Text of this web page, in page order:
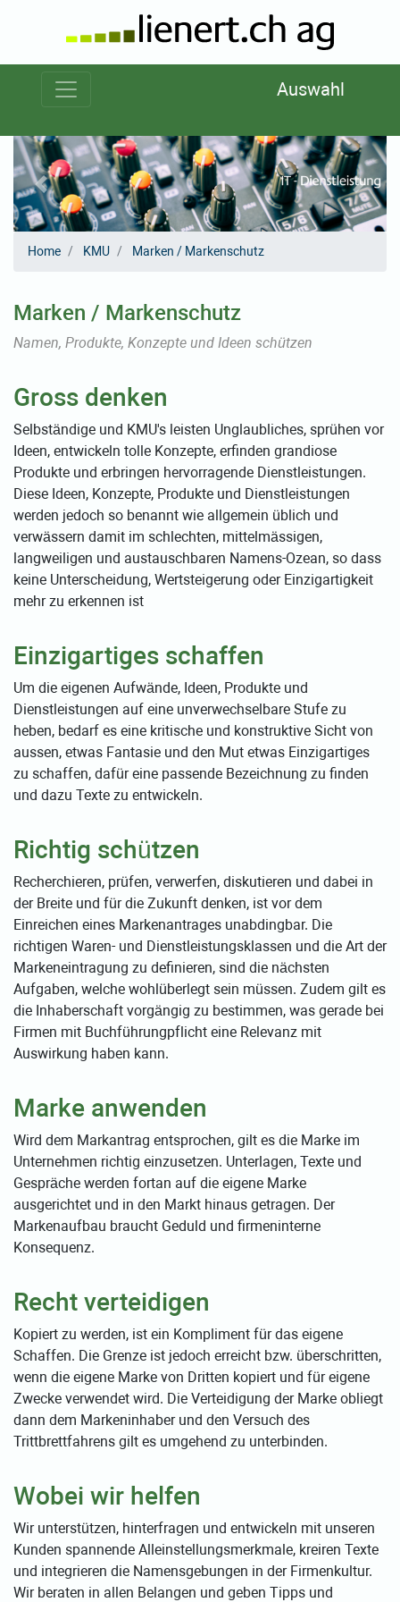
Auswahl
« »
Home KMU Marken / Markenschutz
Marken / Markenschutz
Namen, Produkte, Konzepte und Ideen schützen
Gross denken
Selbständige und KMU's leisten Unglaubliches, sprühen vor
Ideen, entwickeln tolle Konzepte, erfinden grandiose
Produkte und erbringen hervorragende Dienstleistungen.
Diese Ideen, Konzepte, Produkte und Dienstleistungen
werden jedoch so benannt wie allgemein üblich und
verwässern damit im schlechten, mittelmässigen,
langweiligen und austauschbaren Namens-Ozean, so dass
keine Unterscheidung, Wertsteigerung oder Einzigartigkeit
mehr zu erkennen ist
Einzigartiges schaffen
Um die eigenen Aufwände, Ideen, Produkte und
Dienstleistungen auf eine unverwechselbare Stufe zu
heben, bedarf es eine kritische und konstruktive Sicht von
aussen, etwas Fantasie und den Mut etwas Einzigartiges
zu schaffen, dafür eine passende Bezeichnung zu finden
und dazu Texte zu entwickeln.
Richtig schützen
Recherchieren, prüfen, verwerfen, diskutieren und dabei in
der Breite und für die Zukunft denken, ist vor dem
Einreichen eines Markenantrages unabdingbar. Die
richtigen Waren- und Dienstleistungsklassen und die Art der
Markeneintragung zu definieren, sind die nächsten
Aufgaben, welche wohlüberlegt sein müssen. Zudem gilt es
die Inhaberschaft vorgängig zu bestimmen, was gerade bei
Firmen mit Buchführungpflicht eine Relevanz mit
Auswirkung haben kann.
Marke anwenden
Wird dem Markantrag entsprochen, gilt es die Marke im
Unternehmen richtig einzusetzen. Unterlagen, Texte und
Gespräche werden fortan auf die eigene Marke
ausgerichtet und in den Markt hinaus getragen. Der
Markenaufbau braucht Geduld und firmeninterne
Konsequenz.
Recht verteidigen
Kopiert zu werden, ist ein Kompliment für das eigene
Schaffen. Die Grenze ist jedoch erreicht bzw. überschritten,
wenn die eigene Marke von Dritten kopiert und für eigene
Zwecke verwendet wird. Die Verteidigung der Marke obliegt
dann dem Markeninhaber und den Versuch des
Trittbrettfahrens gilt es umgehend zu unterbinden.
Wobei wir helfen
Wir unterstützen, hinterfragen und entwickeln mit unseren
Kunden spannende Alleinstellungsmerkmale, kreiren Texte
und integrieren die Namensgebungen in der Firmenkultur.
Wir beraten in allen Belangen und geben Tipps und